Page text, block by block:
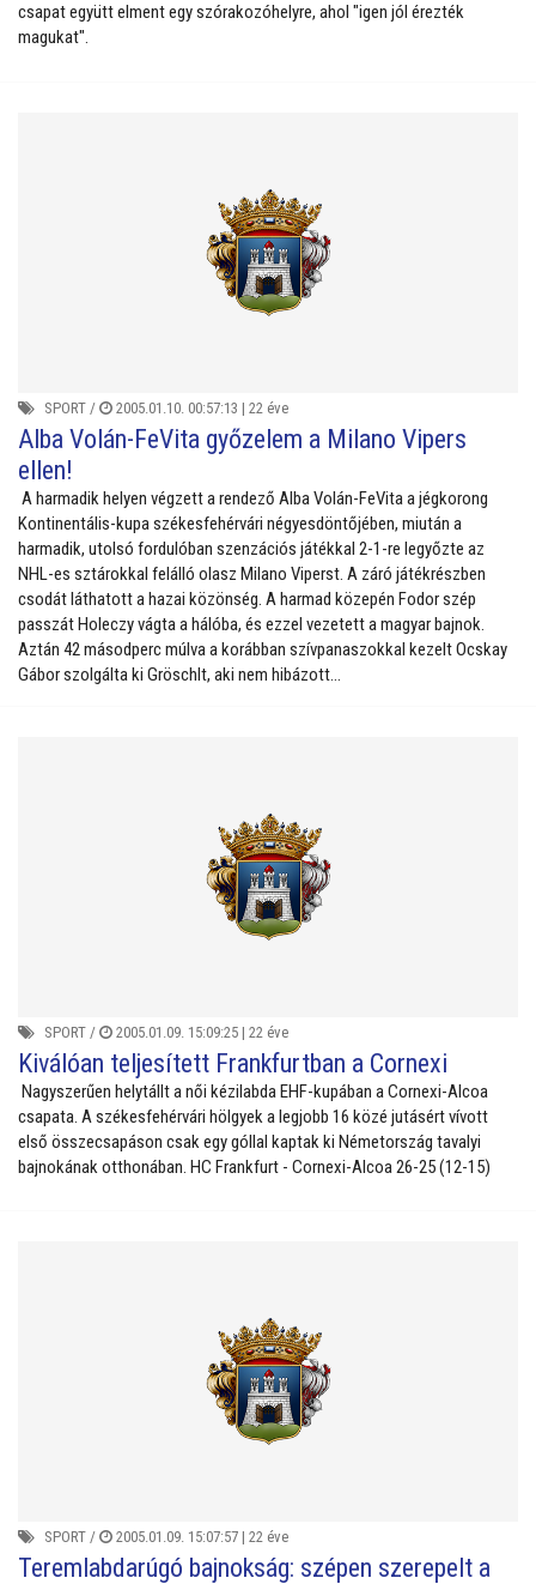
csapat együtt elment egy szórakozóhelyre, ahol "igen jól érezték
magukat".
SPORT / 2005.01.10. 00:57:13 | 22 éve
Alba Volán-FeVita győzelem a Milano Vipers
ellen!
A harmadik helyen végzett a rendező Alba Volán-FeVita a jégkorong
Kontinentális-kupa székesfehérvári négyesdöntőjében, miután a
harmadik, utolsó fordulóban szenzációs játékkal 2-1-re legyőzte az
NHL-es sztárokkal felálló olasz Milano Viperst. A záró játékrészben
csodát láthatott a hazai közönség. A harmad közepén Fodor szép
passzát Holeczy vágta a hálóba, és ezzel vezetett a magyar bajnok.
Aztán 42 másodperc múlva a korábban szívpanaszokkal kezelt Ocskay
Gábor szolgálta ki Gröschlt, aki nem hibázott...
SPORT / 2005.01.09. 15:09:25 | 22 éve
Kiválóan teljesített Frankfurtban a Cornexi
Nagyszerűen helytállt a női kézilabda EHF-kupában a Cornexi-Alcoa
csapata. A székesfehérvári hölgyek a legjobb 16 közé jutásért vívott
első összecsapáson csak egy góllal kaptak ki Németország tavalyi
bajnokának otthonában. HC Frankfurt - Cornexi-Alcoa 26-25 (12-15)
SPORT / 2005.01.09. 15:07:57 | 22 éve
Teremlabdarúgó bajnokság: szépen szerepelt a